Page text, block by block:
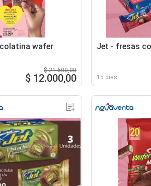
wafer
$ 21.600,00
$ 12.000,00
Jet - fresas
15 días